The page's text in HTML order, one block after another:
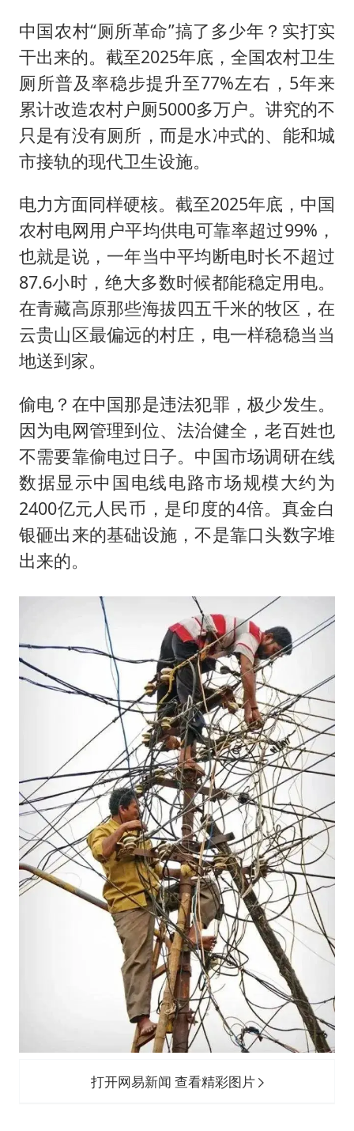
中国农村“厕所革命”搞了多少年？实打实
干出来的。截至2025年底，全国农村卫生
厕所普及率稳步提升至77%左右，5年来
累计改造农村户厕5000多万户。讲究的不
只是有没有厕所，而是水冲式的、能和城
市接轨的现代卫生设施。
电力方面同样硬核。截至2025年底，中国
农村电网用户平均供电可靠率超过99%，
也就是说，一年当中平均断电时长不超过
87.6小时，绝大多数时候都能稳定用电。
在青藏高原那些海拔四五千米的牧区，在
云贵山区最偏远的村庄，电一样稳稳当当
地送到家。
偷电？在中国那是违法犯罪，极少发生。
因为电网管理到位、法治健全，老百姓也
不需要靠偷电过日子。中国市场调研在线
数据显示中国电线电路市场规模大约为
2400亿元人民币，是印度的4倍。真金白
银砸出来的基础设施，不是靠口头数字堆
出来的。
打开网易新闻 查看精彩图片